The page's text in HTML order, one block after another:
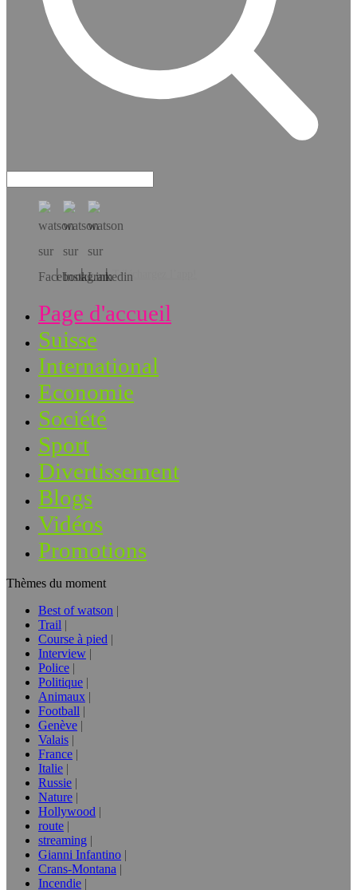
Téléchargez l’app!
Page d'accueil
Suisse
International
Economie
Société
Sport
Divertissement
Blogs
Vidéos
Promotions
Thèmes du moment
Best of watson
Trail
Course à pied
Interview
Police
Politique
Animaux
Football
Genève
Valais
France
Italie
Russie
Nature
Hollywood
route
streaming
Gianni Infantino
Crans-Montana
Incendie